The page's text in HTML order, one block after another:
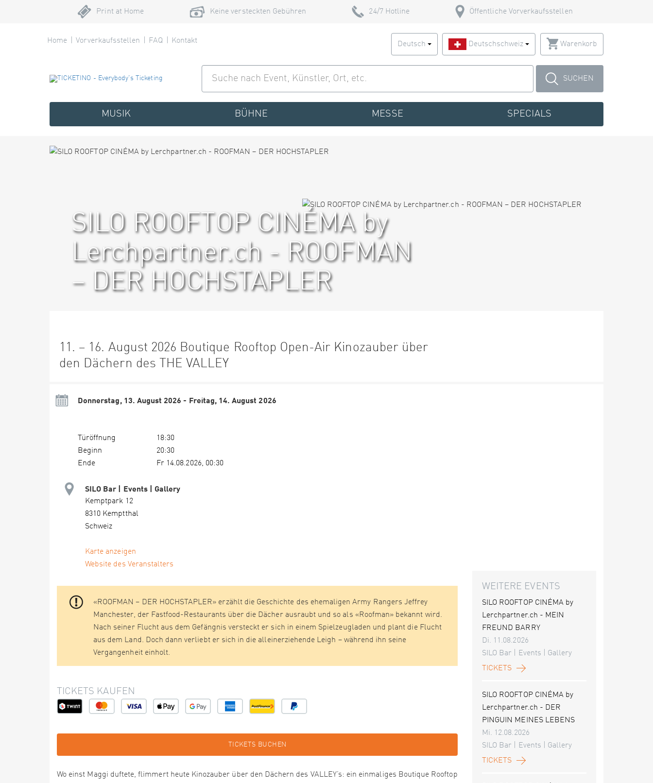
Print at Home Keine versteckten Gebühren 24/7 Hotline Öffentliche Vorverkaufsstellen
Home Vorverkaufsstellen FAQ Kontakt Deutsch Deutschschweiz Warenkorb
SUCHEN
MUSIK BÜHNE MESSE SPECIALS
SILO ROOFTOP CINÉMA by
Lerchpartner.ch - ROOFMAN
– DER HOCHSTAPLER
11. – 16. August 2026 Boutique Rooftop Open-Air Kinozauber über
den Dächern des THE VALLEY
Donnerstag, 13. August 2026 - Freitag, 14. August 2026
Türöffnung
18:30
Beginn
20:30
Ende
Fr 14.08.2026, 00:30
SILO Bar | Events | Gallery
Kemptpark 12
8310 Kemptthal
Schweiz
Karte anzeigen
Website des Veranstalters
«ROOFMAN – DER HOCHSTAPLER» erzählt die Geschichte des ehemaligen Army Rangers Jeffrey
Manchester, der Fastfood-Restaurants über die Dächer ausraubt und so als «Roofman» bekannt wird.
Nach seiner Flucht aus dem Gefängnis versteckt er sich in einem Spielzeugladen und plant die Flucht
aus dem Land. Doch dann verliebt er sich in die alleinerziehende Leigh – während ihn seine
Vergangenheit einholt.
TICKETS KAUFEN
TICKETS BUCHEN
Wo einst Maggi duftete, flimmert heute Kinozauber über den Dächern des VALLEY’s: ein einmaliges Boutique Rooftop
WEITERE EVENTS
SILO ROOFTOP CINÉMA by
Lerchpartner.ch - MEIN
FREUND BARRY
Di. 11.08.2026
SILO Bar | Events | Gallery
TICKETS
SILO ROOFTOP CINÉMA by
Lerchpartner.ch - DER
PINGUIN MEINES LEBENS
Mi. 12.08.2026
SILO Bar | Events | Gallery
TICKETS